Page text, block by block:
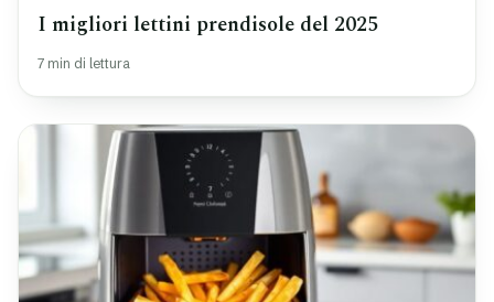
I migliori lettini prendisole del 2025
7 min di lettura